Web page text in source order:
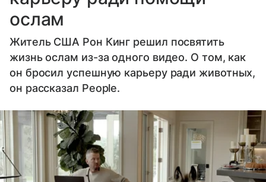
ослам
Житель США Рон Кинг решил посвятить
жизнь ослам из-за одного видео. О том, как
он бросил успешную карьеру ради животных,
он рассказал People.